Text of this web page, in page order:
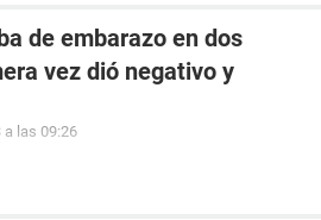
de embarazo en dos
vez dió negativo y
a las 09:26